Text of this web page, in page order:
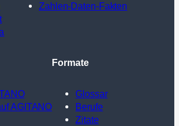
Zahlen-Daten-Fakten
AGITANO
Formate
Glossar
Berufe
Zitate